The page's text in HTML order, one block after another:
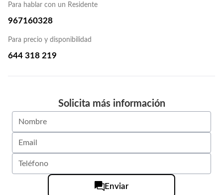
Para hablar con un Residente
967160328
Para precio y disponibilidad
644 318 219
Solicita más información
Enviar